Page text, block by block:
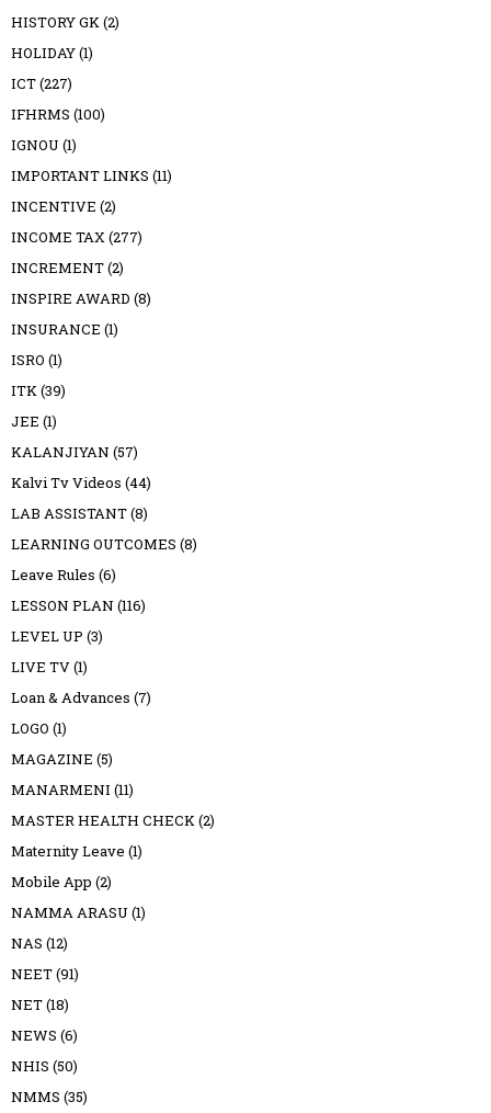
HISTORY GK(2)
HOLIDAY(1)
ICT(227)
IFHRMS (100)
IGNOU (1)
IMPORTANT LINKS (11)
INCENTIVE (2)
INCOME TAX(277)
INCREMENT(2)
INSPIRE AWARD (8)
INSURANCE (1)
ISRO (1)
ITK(39)
JEE (1)
KALANJIYAN (57)
Kalvi Tv Videos (44)
LAB ASSISTANT(8)
LEARNING OUTCOMES (8)
Leave Rules (6)
LESSON PLAN (116)
LEVEL UP (3)
LIVE TV(1)
Loan & Advances (7)
LOGO (1)
MAGAZINE (5)
MANARMENI (11)
MASTER HEALTH CHECK(2)
Maternity Leave (1)
Mobile App (2)
NAMMA ARASU (1)
NAS (12)
NEET(91)
NET(18)
NEWS (6)
NHIS (50)
NMMS (35)